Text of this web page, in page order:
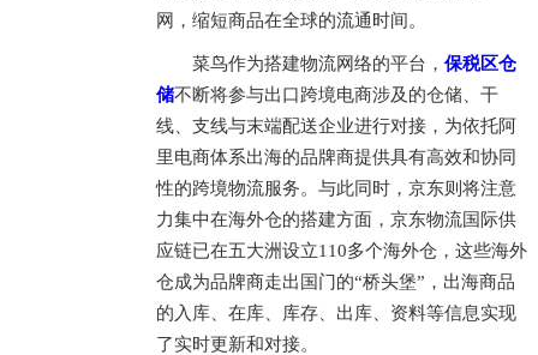
网，缩短商品在全球的流通时间。
菜鸟作为搭建物流网络的平台， 保税区仓
储不断将参与出口跨境电商涉及的仓储、干
线、支线与末端配送企业进行对接，为依托阿
里电商体系出海的品牌商提供具有高效和协同
性的跨境物流服务。与此同时，京东则将注意
力集中在海外仓的搭建方面，京东物流国际供
应链已在五大洲设立110多个海外仓，这些海外
仓成为品牌商走出国门的“桥头堡”，出海商品
的入库、在库、库存、出库、资料等信息实现
了实时更新和对接。